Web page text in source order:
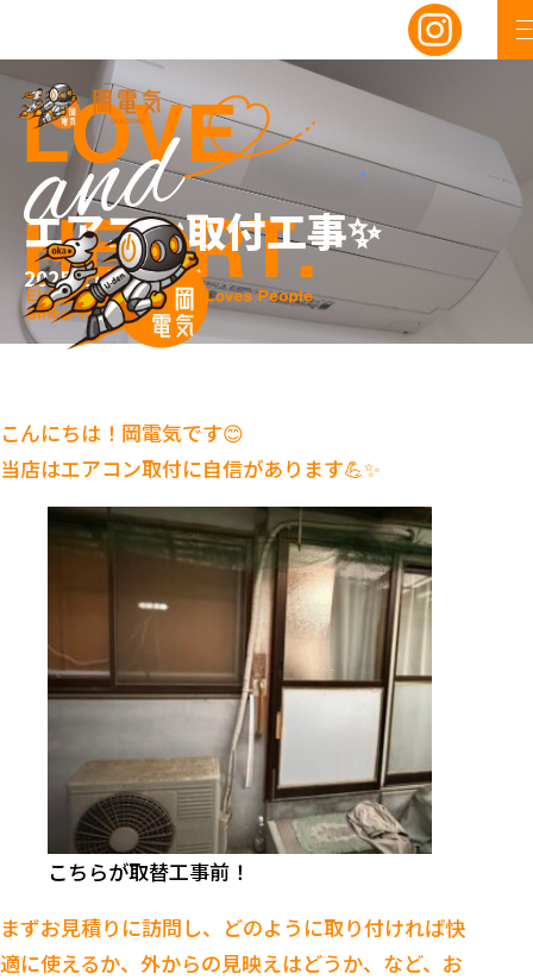
エアコン取付工事✨
2025/11/07ブログ
こんにちは！岡電気です😊
当店はエアコン取付に自信があります💪✨
こちらが取替工事前！
まずお見積りに訪問し、どのように取り付ければ快
適に使えるか、外からの見映えはどうか、など、お